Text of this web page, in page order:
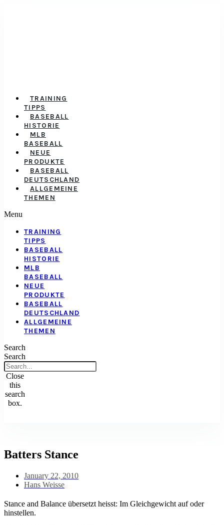
TRAINING
TIPPS
BASEBALL
HISTORIE
MLB
BASEBALL
NEUE
PRODUKTE
BASEBALL
DEUTSCHLAND
ALLGEMEINE
THEMEN
Menu
TRAINING
TIPPS
BASEBALL
HISTORIE
MLB
BASEBALL
NEUE
PRODUKTE
BASEBALL
DEUTSCHLAND
ALLGEMEINE
THEMEN
Search
Search
Close
this
search
box.
Batters Stance
January 22, 2010
Hans Weisse
Stance and Balance übersetzt heisst: Im Gleichgewicht auf oder
hinstellen.